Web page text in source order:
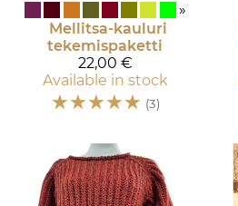
»
Mellitsa-kauluri
tekemispaketti
22,00 €
Available in stock
☆☆☆☆☆ (3)